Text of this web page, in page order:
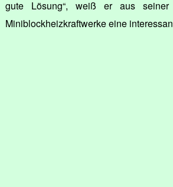
gute Lösung“, weiß er aus seiner
Miniblockheizkraftwerke eine